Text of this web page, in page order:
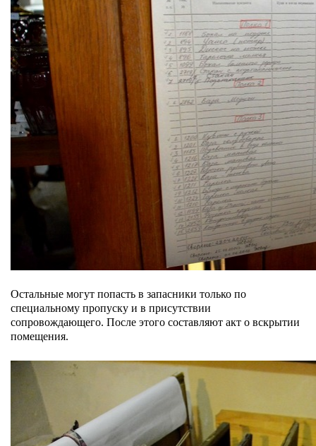
Остальные могут попасть в запасники только по
специальному пропуску и в присутствии
сопровождающего. После этого составляют акт о вскрытии
помещения.